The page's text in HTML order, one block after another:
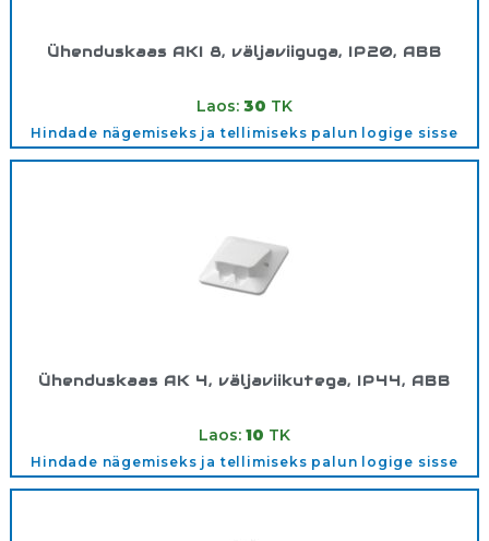
Ühenduskaas AKI 8, väljaviiguga, IP20, ABB
Laos: 30 TK
Hindade nägemiseks ja tellimiseks palun logige sisse
Ühenduskaas AK 4, väljaviikutega, IP44, ABB
Laos: 10 TK
Hindade nägemiseks ja tellimiseks palun logige sisse